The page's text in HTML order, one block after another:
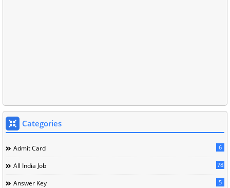
Categories
Admit Card 6
All India Job 78
Answer Key 5